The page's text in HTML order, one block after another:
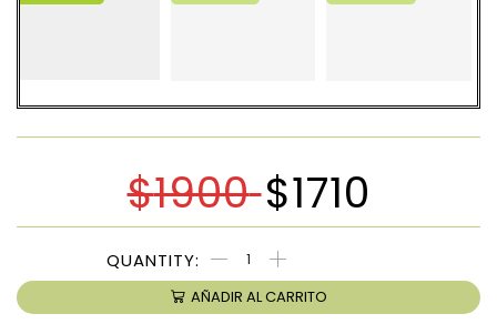
$1900 $1710
AÑADIR AL CARRITO